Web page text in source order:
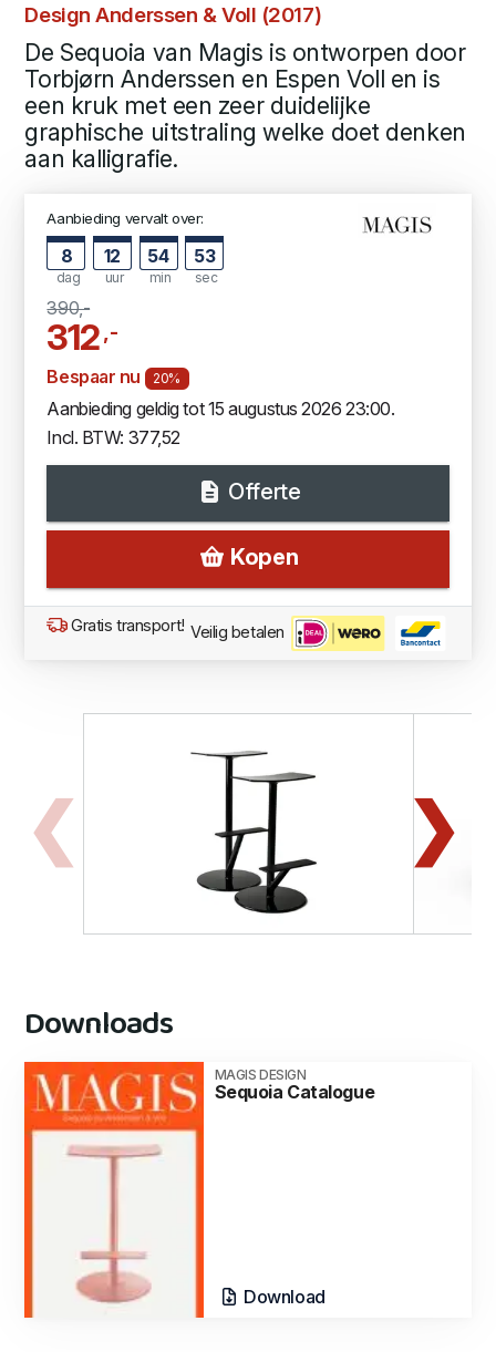
Design Anderssen & Voll (2017)
De Sequoia van Magis is ontworpen door
Torbjørn Anderssen en Espen Voll en is
een kruk met een zeer duidelijke
graphische uitstraling welke doet denken
aan kalligrafie.
Aanbieding vervalt over:
8
dag
12
uur
54
min
53
sec
390,-
312,-
Bespaar nu 20%
Aanbieding geldig tot 15 augustus 2026 23:00.
Incl. BTW: 377,52
Offerte
Kopen
Gratis transport! Veilig betalen
Downloads
MAGIS DESIGN
Sequoia Catalogue
Download